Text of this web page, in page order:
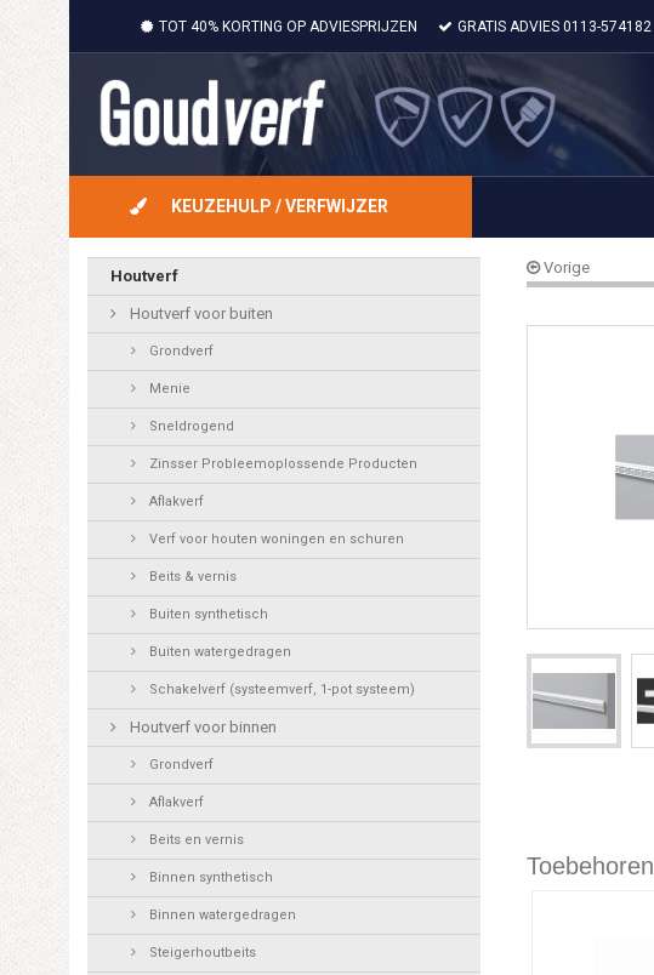
TOT 40% KORTING OP ADVIESPRIJZEN GRATIS ADVIES 0113-574182
KEUZEHULP / VERFWIJZER
Houtverf
Houtverf voor buiten
Grondverf
Menie
Sneldrogend
Zinsser Probleemoplossende Producten
Aflakverf
Verf voor houten woningen en schuren
Beits & vernis
Buiten synthetisch
Buiten watergedragen
Schakelverf (systeemverf, 1-pot systeem)
Houtverf voor binnen
Grondverf
Aflakverf
Beits en vernis
Binnen synthetisch
Binnen watergedragen
Steigerhoutbeits
Vorige
Toebehoren